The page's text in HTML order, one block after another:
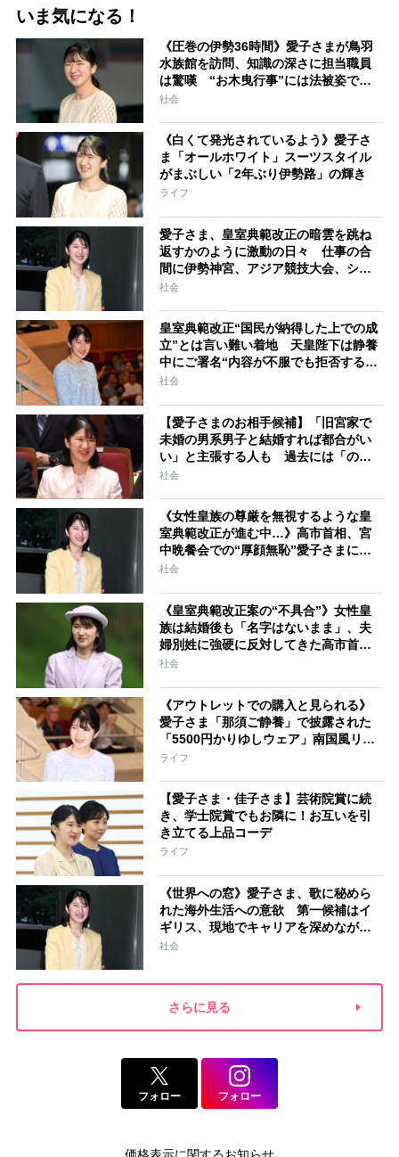
いま気になる！
《圧巻の伊勢36時間》愛子さまが鳥羽
水族館を訪問、知識の深さに担当職員
は驚嘆 “お木曳行事”には法被姿で参
加「市民に交じって一生懸命引いてお
社会
《白くて発光されているよう》愛子さ
ま「オールホワイト」スーツスタイル
がまぶしい「2年ぶり伊勢路」の輝き
ライフ
愛子さま、皇室典範改正の暗雲を跳ね
返すかのように激動の日々 仕事の合
間に伊勢神宮、アジア競技大会、シン
ガポール…スケジュールはびっしり
社会
皇室典範改正“国民が納得した上での成
立”とは言い難い着地 天皇陛下は静養
中にご署名“内容が不服でも拒否するこ
とはできない” 米大手紙は男系男子に
社会
【愛子さまのお相手候補】「旧宮家で
未婚の男系男子と結婚すれば都合がい
い」と主張する人も 過去には「のび
太くん」「野球部エース」「華道家元
社会
《女性皇族の尊厳を無視するような皇
室典範改正が進む中…》高市首相、宮
中晩餐会での“厚顔無恥”愛子さまに近
づきハイテンションで会話、小泉進次
社会
《皇室典範改正案の“不具合”》女性皇
族は結婚後も「名字はないまま」、夫
婦別姓に強硬に反対してきた高市首相
の“大いなる矛盾”
社会
《アウトレットでの購入と見られる》
愛子さま「那須ご静養」で披露された
「5500円かりゆしウェア」南国風リン
クコーデ
ライフ
【愛子さま・佳子さま】芸術院賞に続
き、学士院賞でもお隣に！お互いを引
き立てる上品コーデ
ライフ
《世界への窓》愛子さま、歌に秘めら
れた海外生活への意欲 第一候補はイ
ギリス、現地でキャリアを深めながら
海外経験を積まれる選択肢も
社会
さらに見る
フォロー フォロー